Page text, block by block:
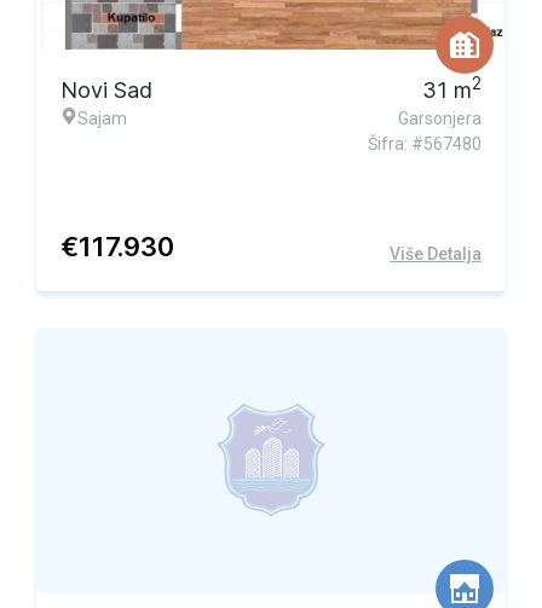
Novi Sad
Sajam
31 m2
Garsonjera
Šifra: #567480
€117.930 Više Detalja